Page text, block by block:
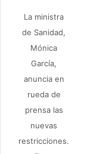
La ministra
de Sanidad,
Mónica
García,
anuncia en
rueda de
prensa las
nuevas
restricciones.